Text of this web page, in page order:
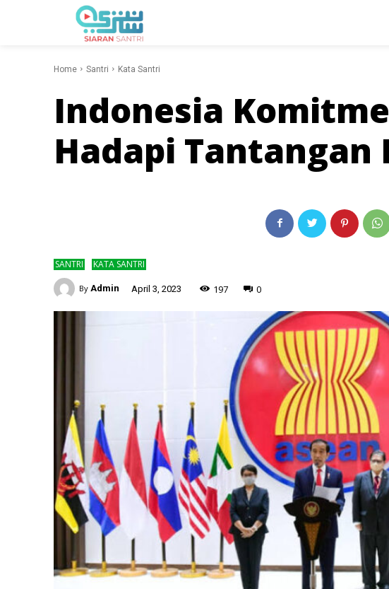
Home Santri Kata Santri
Indonesia
Hadapi Tantangan
SANTRI KATA SANTRI
By Admin April 3, 2023 197 0